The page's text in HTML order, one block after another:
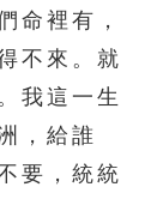
命裡有，
不來。就
我這一生
，給誰
要，統統